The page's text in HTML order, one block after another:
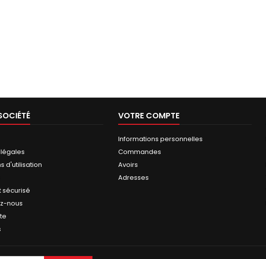
d'utilisation
sécurisé
nous
VOTRE COMPTE
Informations personnelles
Commandes
Avoirs
Adresses